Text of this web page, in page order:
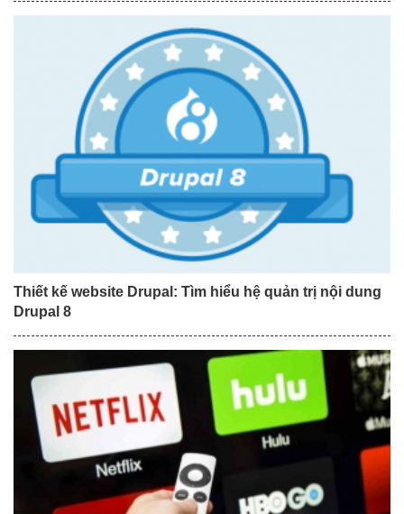
Thiết kế website Drupal: Tìm hiểu hệ quản trị nội dung
Drupal 8